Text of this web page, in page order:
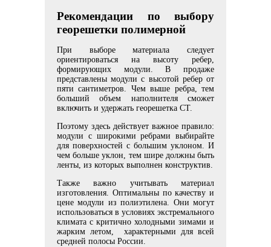
Рекомендации по выбору
георешетки полимерной
При выборе материала следует
ориентироваться на высоту ребер,
формирующих модули. В продаже
представлены модули с высотой ребер от
пяти сантиметров. Чем выше ребра, тем
больший объем наполнителя сможет
включить и удержать георешетка СТ.
Поэтому здесь действует важное правило:
модули с широкими ребрами выбирайте
для поверхностей с большим уклоном. И
чем больше уклон, тем шире должны быть
ленты, из которых выполнен конструктив.
Также важно учитывать материал
изготовления. Оптимальны по качеству и
цене модули из полиэтилена. Они могут
использоваться в условиях экстремального
климата с критично холодными зимами и
жарким летом, характерными для всей
средней полосы России.